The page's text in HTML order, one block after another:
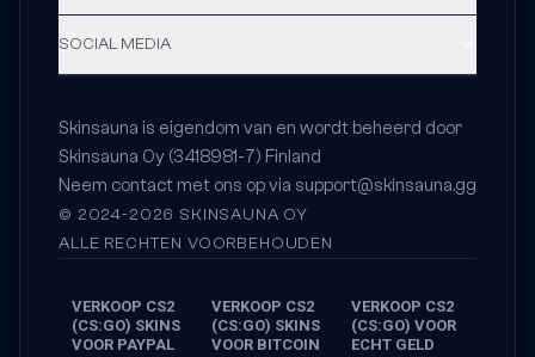
SOCIAL MEDIA
Skinsauna is eigendom van en wordt beheerd door
Skinsauna Oy (3418981-7) Finland
Neem contact met ons op via support@skinsauna.gg
© 2024-2026 SKINSAUNA OY
ALLE RECHTEN VOORBEHOUDEN
VERKOOP CS2
(CS:GO) SKINS
VOOR PAYPAL
VERKOOP CS2
(CS:GO) SKINS
VOOR BITCOIN
VERKOOP CS2
(CS:GO) VOOR
ECHT GELD